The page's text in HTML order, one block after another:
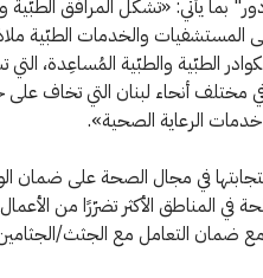
بما يأتي: «تشكّل المرافق الطبّية
المستشفيات والخدمات الطبّية
الطبّية والطبّية المُساعِدة، التي
أنحاء لبنان التي تخاف على
خدمات الرعاية الصحية».
في مجال الصحة على ضمان
المناطق الأكثر تضرّرًا من الأعمال
مع ضمان التعامل مع الجثث/